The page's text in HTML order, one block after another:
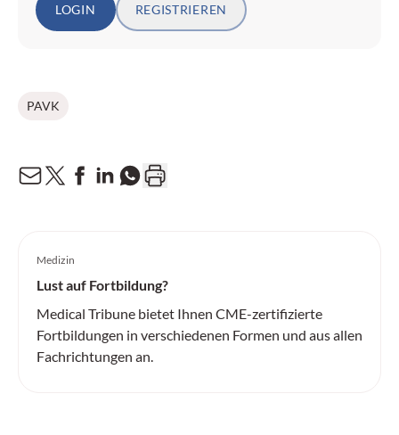
LOGIN REGISTRIEREN
PAVK
Medizin
Lust auf Fortbildung?
Medical Tribune bietet Ihnen CME-zertifizierte
Fortbildungen in verschiedenen Formen und aus allen
Fachrichtungen an.